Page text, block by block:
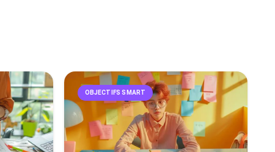
OBJECTIFS SMART